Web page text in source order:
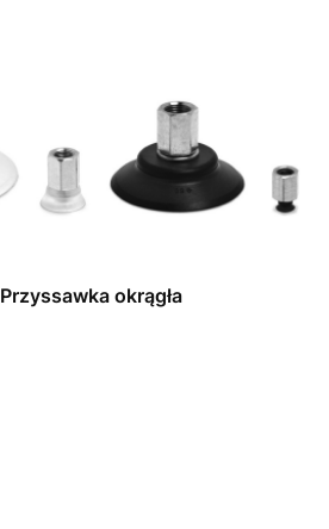
VTCF-0080N-M5M Przyssawka okrągła